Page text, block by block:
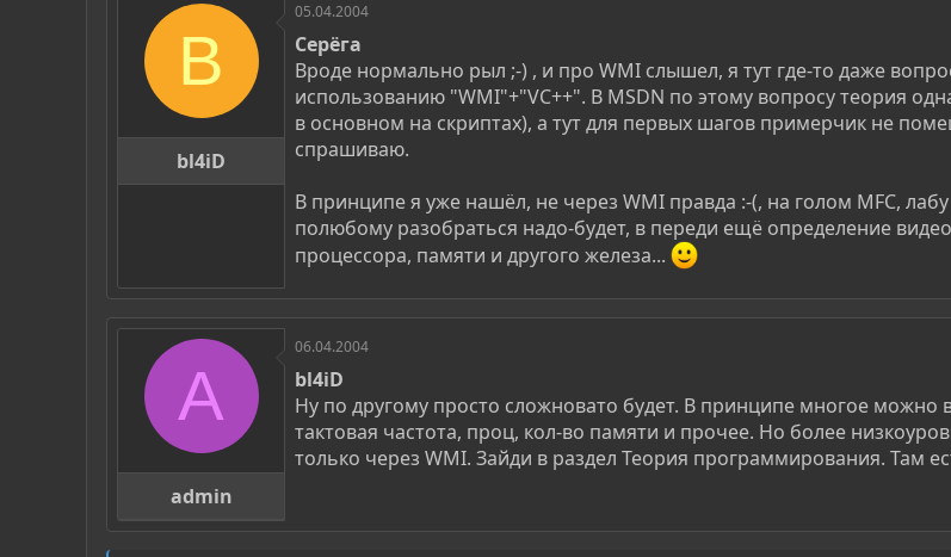
B
bl4iD
05.04.2004
Серёга
Вроде нормально рыл ;-) , и про WMI слышел, я тут где-то даже
использованию "WMI"+"VC++". В MSDN по этому вопросу теория
в основном на скриптах), а тут для первых шагов примерчик не
спрашиваю.
В принципе я уже нашёл, не через WMI правда :-(, на голом MFC,
полюбому разобраться надо-будет, в переди ещё определение
процессора, памяти и другого железа...
A
admin
06.04.2004
bl4iD
Ну по другому просто сложновато будет. В принципе многое можно
тактовая частота, проц, кол-во памяти и прочее. Но более
только через WMI. Зайди в раздел Теория программирования. Там